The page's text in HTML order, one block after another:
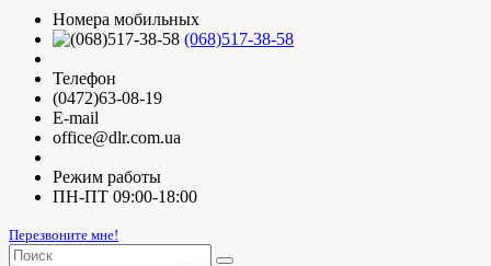
Номера мобильных
(068)517-38-58
Телефон
(0472)63-08-19
E-mail
office@dlr.com.ua
Режим работы
ПН-ПТ 09:00-18:00
Перезвоните мне!